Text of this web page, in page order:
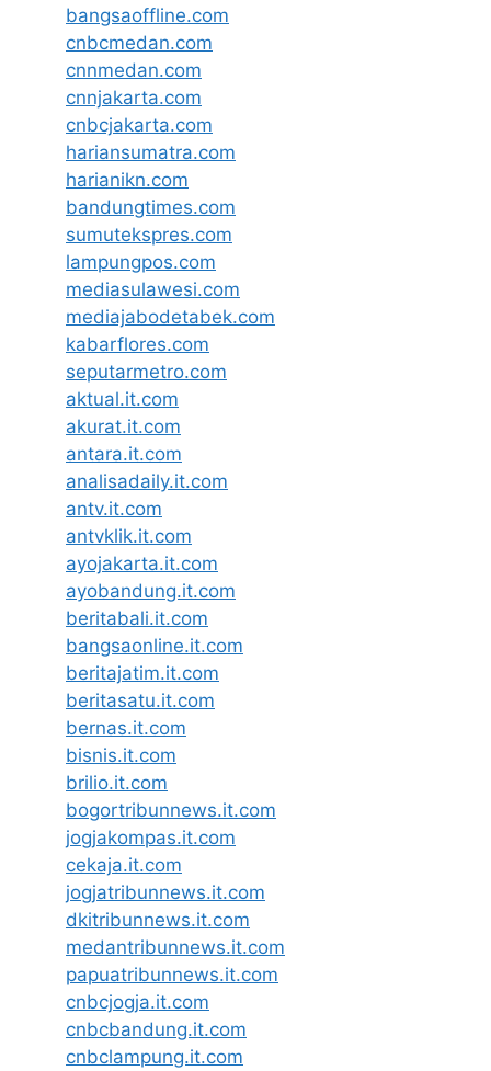
bangsaoffline.com
cnbcmedan.com
cnnmedan.com
cnnjakarta.com
cnbcjakarta.com
hariansumatra.com
harianikn.com
bandungtimes.com
sumutekspres.com
lampungpos.com
mediasulawesi.com
mediajabodetabek.com
kabarflores.com
seputarmetro.com
aktual.it.com
akurat.it.com
antara.it.com
analisadaily.it.com
antv.it.com
antvklik.it.com
ayojakarta.it.com
ayobandung.it.com
beritabali.it.com
bangsaonline.it.com
beritajatim.it.com
beritasatu.it.com
bernas.it.com
bisnis.it.com
brilio.it.com
bogortribunnews.it.com
jogjakompas.it.com
cekaja.it.com
jogjatribunnews.it.com
dkitribunnews.it.com
medantribunnews.it.com
papuatribunnews.it.com
cnbcjogja.it.com
cnbcbandung.it.com
cnbclampung.it.com